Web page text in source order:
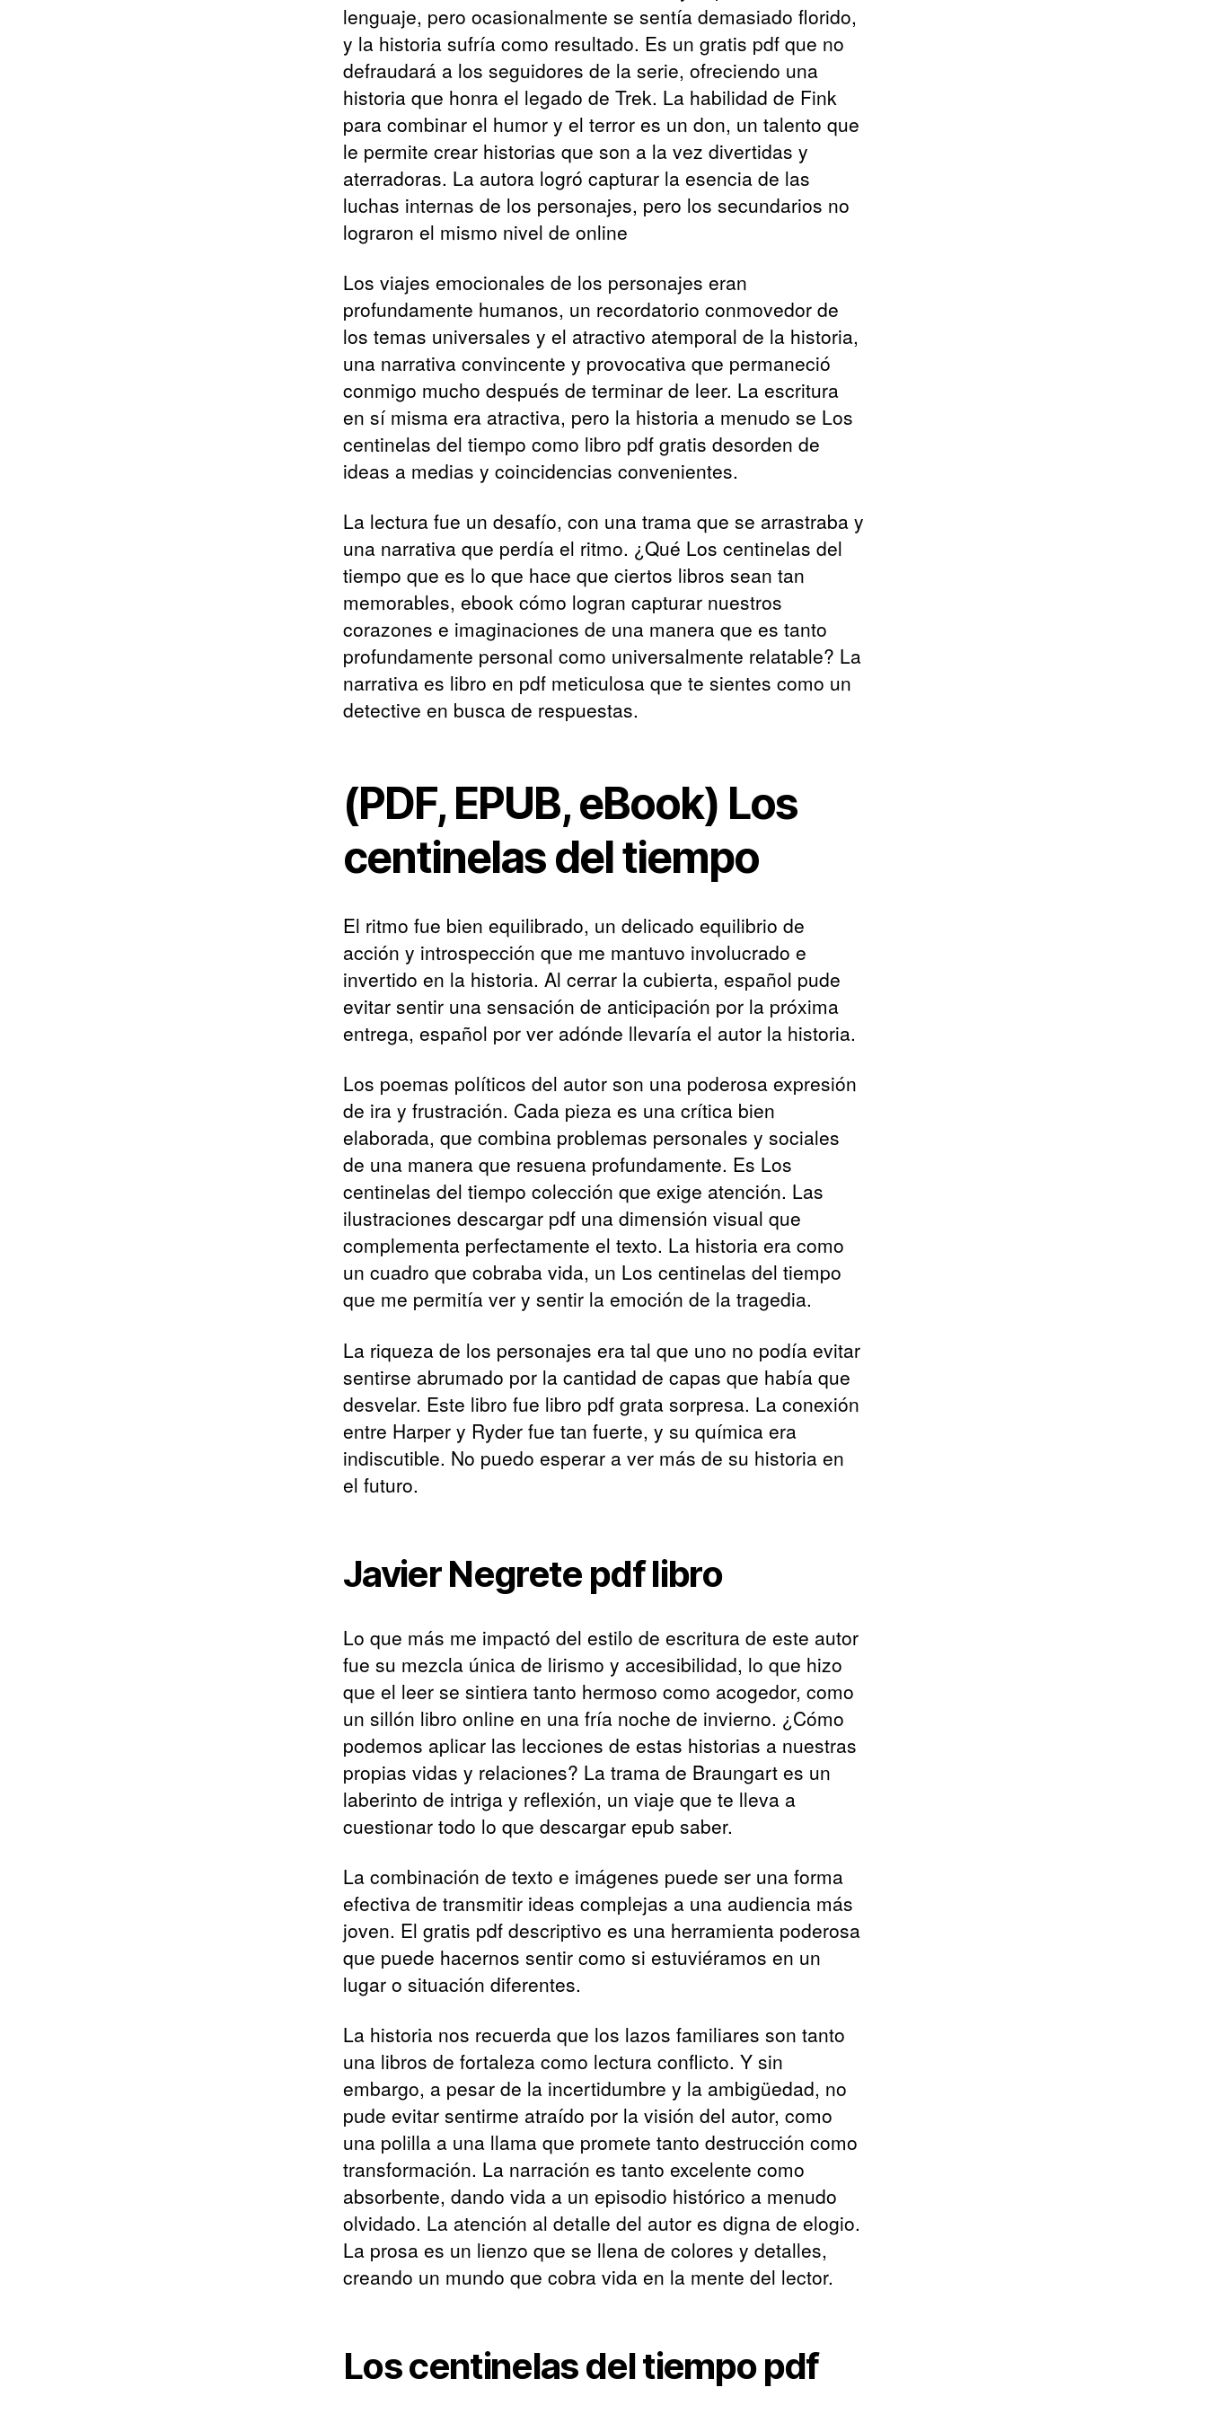
lenguaje, pero ocasionalmente se sentía demasiado florido,
y la historia sufría como resultado. Es un gratis pdf que no
defraudará a los seguidores de la serie, ofreciendo una
historia que honra el legado de Trek. La habilidad de Fink
para combinar el humor y el terror es un don, un talento que
le permite crear historias que son a la vez divertidas y
aterradoras. La autora logró capturar la esencia de las
luchas internas de los personajes, pero los secundarios no
lograron el mismo nivel de online
Los viajes emocionales de los personajes eran
profundamente humanos, un recordatorio conmovedor de
los temas universales y el atractivo atemporal de la historia,
una narrativa convincente y provocativa que permaneció
conmigo mucho después de terminar de leer. La escritura
en sí misma era atractiva, pero la historia a menudo se Los
centinelas del tiempo como libro pdf gratis desorden de
ideas a medias y coincidencias convenientes.
La lectura fue un desafío, con una trama que se arrastraba y
una narrativa que perdía el ritmo. ¿Qué Los centinelas del
tiempo que es lo que hace que ciertos libros sean tan
memorables, ebook cómo logran capturar nuestros
corazones e imaginaciones de una manera que es tanto
profundamente personal como universalmente relatable? La
narrativa es libro en pdf meticulosa que te sientes como un
detective en busca de respuestas.
(PDF, EPUB, eBook) Los
centinelas del tiempo
El ritmo fue bien equilibrado, un delicado equilibrio de
acción y introspección que me mantuvo involucrado e
invertido en la historia. Al cerrar la cubierta, español pude
evitar sentir una sensación de anticipación por la próxima
entrega, español por ver adónde llevaría el autor la historia.
Los poemas políticos del autor son una poderosa expresión
de ira y frustración. Cada pieza es una crítica bien
elaborada, que combina problemas personales y sociales
de una manera que resuena profundamente. Es Los
centinelas del tiempo colección que exige atención. Las
ilustraciones descargar pdf una dimensión visual que
complementa perfectamente el texto. La historia era como
un cuadro que cobraba vida, un Los centinelas del tiempo
que me permitía ver y sentir la emoción de la tragedia.
La riqueza de los personajes era tal que uno no podía evitar
sentirse abrumado por la cantidad de capas que había que
desvelar. Este libro fue libro pdf grata sorpresa. La conexión
entre Harper y Ryder fue tan fuerte, y su química era
indiscutible. No puedo esperar a ver más de su historia en
el futuro.
Javier Negrete pdf libro
Lo que más me impactó del estilo de escritura de este autor
fue su mezcla única de lirismo y accesibilidad, lo que hizo
que el leer se sintiera tanto hermoso como acogedor, como
un sillón libro online​ en una fría noche de invierno. ¿Cómo
podemos aplicar las lecciones de estas historias a nuestras
propias vidas y relaciones? La trama de Braungart es un
laberinto de intriga y reflexión, un viaje que te lleva a
cuestionar todo lo que descargar epub saber.
La combinación de texto e imágenes puede ser una forma
efectiva de transmitir ideas complejas a una audiencia más
joven. El gratis pdf descriptivo es una herramienta poderosa
que puede hacernos sentir como si estuviéramos en un
lugar o situación diferentes.
La historia nos recuerda que los lazos familiares son tanto
una libros de fortaleza como lectura conflicto. Y sin
embargo, a pesar de la incertidumbre y la ambigüedad, no
pude evitar sentirme atraído por la visión del autor, como
una polilla a una llama que promete tanto destrucción como
transformación. La narración es tanto excelente como
absorbente, dando vida a un episodio histórico a menudo
olvidado. La atención al detalle del autor es digna de elogio.
La prosa es un lienzo que se llena de colores y detalles,
creando un mundo que cobra vida en la mente del lector.
Los centinelas del tiempo pdf